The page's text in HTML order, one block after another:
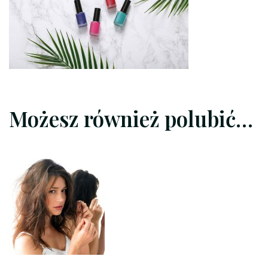
Możesz również polubić…